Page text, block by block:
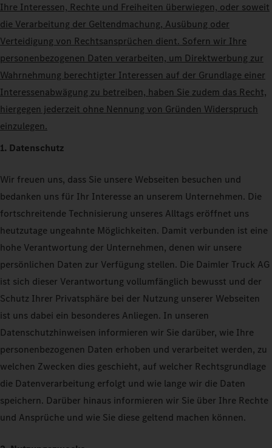
Ihre Interessen, Rechte und Freiheiten überwiegen, oder soweit
die Verarbeitung der Geltendmachung, Ausübung oder
Verteidigung von Rechtsansprüchen dient. Sofern wir Ihre
personenbezogenen Daten verarbeiten, um Direktwerbung zur
Wahrnehmung berechtigter Interessen auf der Grundlage einer
Interessenabwägung zu betreiben, haben Sie zudem das Recht,
hiergegen jederzeit ohne Nennung von Gründen Widerspruch
einzulegen.
1. Datenschutz
Wir freuen uns, dass Sie unsere Webseiten besuchen und
bedanken uns für Ihr Interesse an unserem Unternehmen. Die
fortschreitende Technisierung unseres Alltags eröffnet uns
heutzutage ungeahnte Möglichkeiten. Damit verbunden ist eine
hohe Verantwortung der Unternehmen, denen wir unsere
persönlichen Daten zur Verfügung stellen. Die Daimler Truck AG
ist sich dieser Verantwortung vollumfänglich bewusst und der
Schutz Ihrer Privatsphäre bei der Nutzung unserer Webseiten
ist uns dabei ein besonderes Anliegen. In unseren
Datenschutzhinweisen informieren wir Sie darüber, wie Ihre
personenbezogenen Daten erhoben und verarbeitet werden, zu
welchen Zwecken dies geschieht, auf welcher Rechtsgrundlage
die Datenverarbeitung erfolgt und wie lange wir die Daten
speichern. Darüber hinaus informieren wir Sie über Ihre Rechte
und Ansprüche und wie Sie diese geltend machen können.